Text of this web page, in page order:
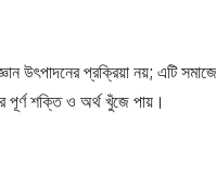
উৎপাদনের প্রক্রিয়া নয়; এটি
পূর্ণ শক্তি ও অর্থ খুঁজে পায়।